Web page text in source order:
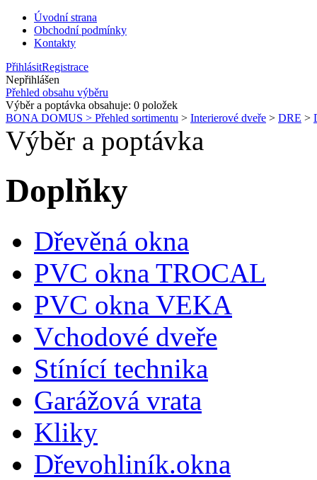
Úvodní strana
Obchodní podmínky
Kontakty
PřihlásitRegistrace
Nepřihlášen
Přehled obsahu výběru
Výběr a poptávka obsahuje: 0 položek
BONA DOMUS > Přehled sortimentu > Interierové dveře > DRE >
Výběr a poptávka
Doplňky
Dřevěná okna
PVC okna TROCAL
PVC okna VEKA
Vchodové dveře
Stínící technika
Garážová vrata
Kliky
Dřevohliník.okna